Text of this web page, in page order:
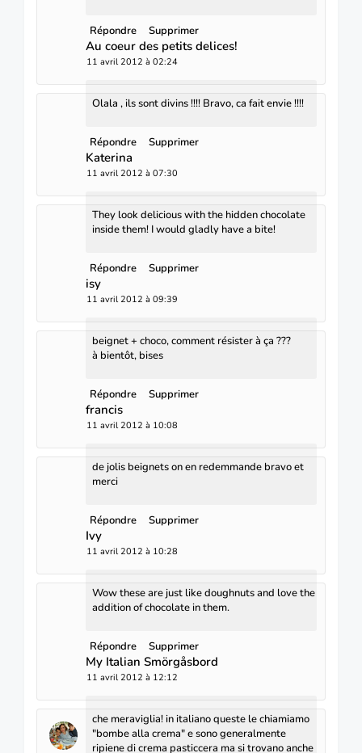
Répondre Supprimer
Au coeur des petits delices!
11 avril 2012 à 02:24
Olala , ils sont divins !!!! Bravo, ca fait envie !!!!
Répondre Supprimer
Katerina
11 avril 2012 à 07:30
They look delicious with the hidden chocolate
inside them! I would gladly have a bite!
Répondre Supprimer
isy
11 avril 2012 à 09:39
beignet + choco, comment résister à ça ???
à bientôt, bises
Répondre Supprimer
francis
11 avril 2012 à 10:08
de jolis beignets on en redemmande bravo et
merci
Répondre Supprimer
Ivy
11 avril 2012 à 10:28
Wow these are just like doughnuts and love the
addition of chocolate in them.
Répondre Supprimer
My Italian Smörgåsbord
11 avril 2012 à 12:12
che meraviglia! in italiano queste le chiamiamo
"bombe alla crema" e sono generalmente
ripiene di crema pasticcera ma si trovano anche